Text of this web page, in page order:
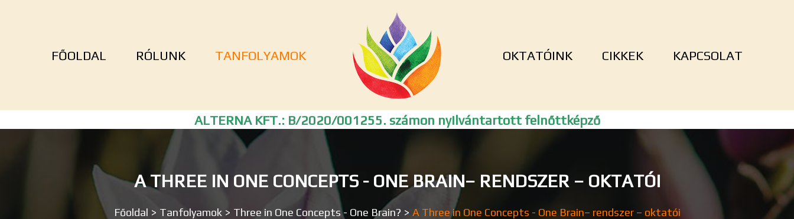
FŐOLDAL RÓLUNK TANFOLYAMOK KAPCSOLAT
CIKKEK
OKTATÓINK
ALTERNA KFT.: B/2020/001255. számon nyilvántartott felnőttképző
A THREE IN ONE CONCEPTS - ONE BRAIN– RENDSZER – OKTATÓI
Főoldal > Tanfolyamok > Three in One Concepts - One Brain? > A Three in One Concepts - One Brain– rendszer – oktatói